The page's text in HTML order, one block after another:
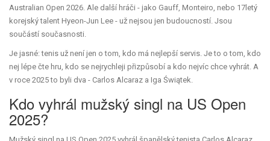
Australian Open 2026. Ale další hráči - jako Gauff, Monteiro, nebo 17letý
korejský talent Hyeon-Jun Lee - už nejsou jen budoucností. Jsou
součástí současnosti.
Je jasné: tenis už není jen o tom, kdo má nejlepší servis. Je to o tom, kdo
nej lépe čte hru, kdo se nejrychleji přizpůsobí a kdo nejvíc chce vyhrát. A
v roce 2025 to byli dva - Carlos Alcaraz a Iga Świątek.
Kdo vyhrál mužský singl na US Open
2025?